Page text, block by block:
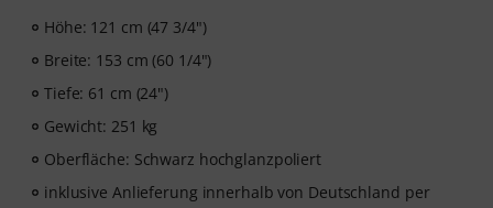
Höhe: 121 cm (47 3/4")
Breite: 153 cm (60 1/4")
Tiefe: 61 cm (24")
Gewicht: 251 kg
Oberfläche: Schwarz hochglanzpoliert
inklusive Anlieferung innerhalb von Deutschland per